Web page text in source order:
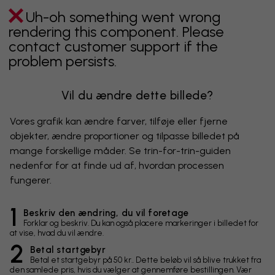
Uh-oh something went wrong
rendering this component. Please
contact customer support if the
problem persists.
Vil du ændre dette billede?
Vores grafik kan ændre farver, tilføje eller fjerne
objekter, ændre proportioner og tilpasse billedet på
mange forskellige måder. Se trin-for-trin-guiden
nedenfor for at finde ud af, hvordan processen
fungerer.
1 Beskriv den ændring, du vil foretage
Forklar og beskriv. Du kan også placere markeringer i billedet for
at vise, hvad du vil ændre.
2 Betal startgebyr
Betal et startgebyr på 50 kr.. Dette beløb vil så blive trukket fra
den samlede pris, hvis du vælger at gennemføre bestillingen. Vær